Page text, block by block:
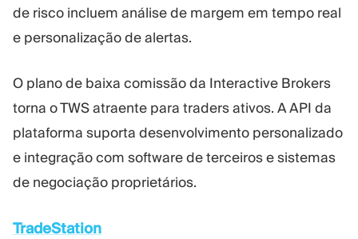
de risco incluem análise de margem em tempo real
e personalização de alertas.
O plano de baixa comissão da Interactive Brokers
torna o TWS atraente para traders ativos. A API da
plataforma suporta desenvolvimento personalizado
e integração com software de terceiros e sistemas
de negociação proprietários.
TradeStation